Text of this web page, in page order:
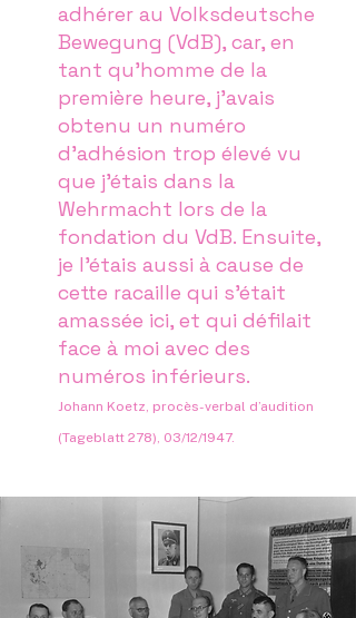
adhérer au Volksdeutsche
Bewegung (VdB), car, en
tant qu’homme de la
première heure, j’avais
obtenu un numéro
d’adhésion trop élevé vu
que j’étais dans la
Wehrmacht lors de la
fondation du VdB. Ensuite,
je l’étais aussi à cause de
cette racaille qui s’était
amassée ici, et qui défilait
face à moi avec des
numéros inférieurs.
Johann Koetz, procès-verbal d’audition
(Tageblatt 278), 03/12/1947.